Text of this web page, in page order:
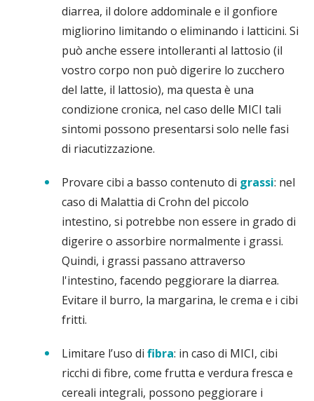
diarrea, il dolore addominale e il gonfiore
migliorino limitando o eliminando i latticini. Si
può anche essere intolleranti al lattosio (il
vostro corpo non può digerire lo zucchero
del latte, il lattosio), ma questa è una
condizione cronica, nel caso delle MICI tali
sintomi possono presentarsi solo nelle fasi
di riacutizzazione.
Provare cibi a basso contenuto di grassi: nel
caso di Malattia di Crohn del piccolo
intestino, si potrebbe non essere in grado di
digerire o assorbire normalmente i grassi.
Quindi, i grassi passano attraverso
l'intestino, facendo peggiorare la diarrea.
Evitare il burro, la margarina, le crema e i cibi
fritti.
Limitare l’uso di fibra: in caso di MICI, cibi
ricchi di fibre, come frutta e verdura fresca e
cereali integrali, possono peggiorare i